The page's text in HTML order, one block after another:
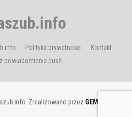
Polityka prywatności
Kontakt
powiadomienia push
Zrealizowano przez GEMBIT